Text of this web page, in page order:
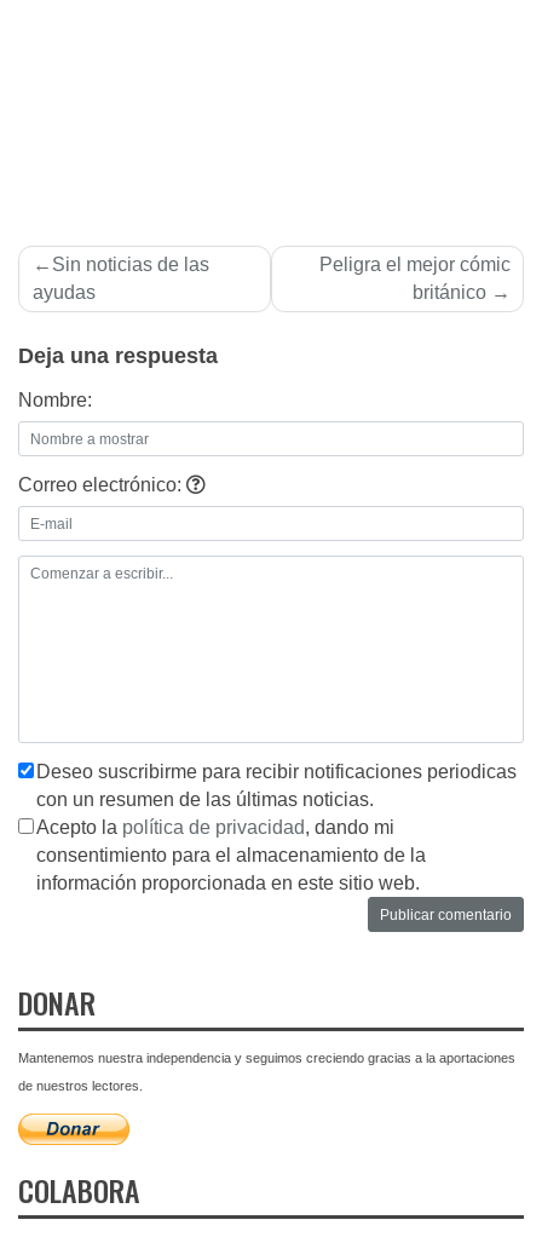
Navegación
de
Sin noticias de las
ayudas
Peligra el mejor cómic
británico
Deja una respuesta
Nombre:
Correo electrónico:
Deseo suscribirme para recibir notificaciones periodicas
con un resumen de las últimas noticias.
Acepto la política de privacidad, dando mi
consentimiento para el almacenamiento de la
información proporcionada en este sitio web.
DONAR
Mantenemos nuestra independencia y seguimos creciendo gracias a la aportaciones
de nuestros lectores.
COLABORA